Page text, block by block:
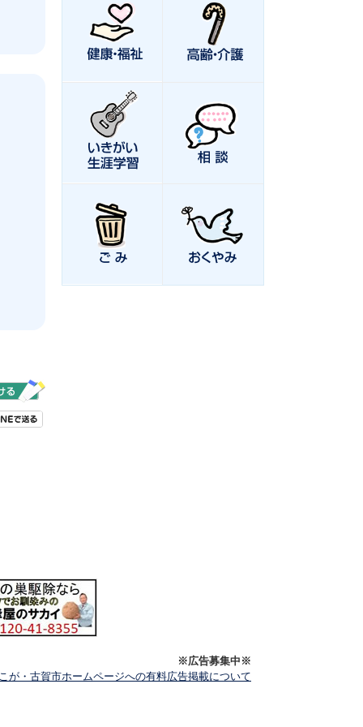
※広告募集中※
が・古賀市ホームページへの有料広告掲載について